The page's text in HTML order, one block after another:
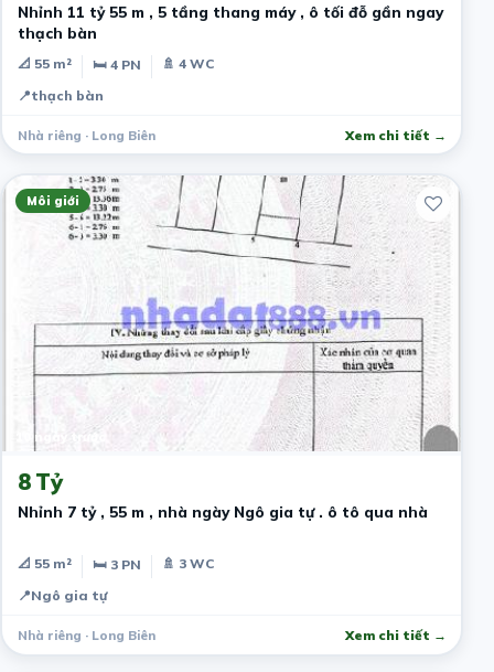
Nhỉnh 11 tỷ 55 m , 5 tầng thang máy , ô tối đỗ gần ngay
thạch bàn
📐 55 m² 🛏 4 PN
🚿 4 WC
📍thạch bàn
Nhà riêng · Long Biên Xem chi tiết →
Môi giới
10 ngày trước
8 Tỷ
Nhỉnh 7 tỷ , 55 m , nhà ngày Ngô gia tự . ô tô qua nhà
📐 55 m² 🛏 3 PN
🚿 3 WC
📍Ngô gia tự
Nhà riêng · Long Biên Xem chi tiết →